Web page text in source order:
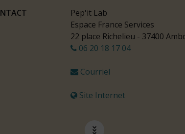
Pep'it Lab
Espace France Services
22 place Richelieu - 37400
06 20 18 17 04
Courriel
Site Internet